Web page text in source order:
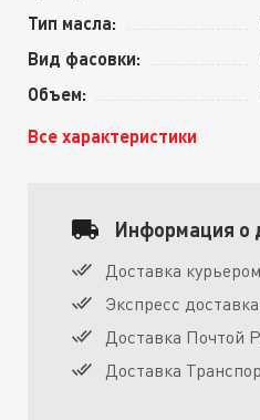
Тип масла:
Вид фасовки:
Объем:
Все характеристики
Информация о
Доставка курьером
Экспресс
Доставка Почтой
Доставка